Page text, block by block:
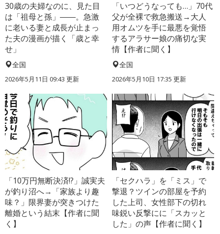
30歳の夫婦なのに、見た目
は「祖母と孫」――。急激
に老いる妻と成長が止まっ
た夫の漫画が描く「歳と幸
せ」
全国
2026年5月11日 09:43 更新
「いつどうなっても…」70代
父が全裸で救急搬送→大人
用オムツを手に最悪を覚悟
するアラサー娘の痛切な実
情【作者に聞く】
全国
2026年5月10日 17:35 更新
「10万円無断決済!?」誠実夫
が釣り沼へ→「家族より趣
味？」限界妻が突きつけた
離婚という結末【作者に聞
く】
「セクハラ」を「ミス」で
撃退？ツインの部屋を予約
した上司、女性部下の切れ
味鋭い反撃にに「スカッと
した」の声【作者に聞く】